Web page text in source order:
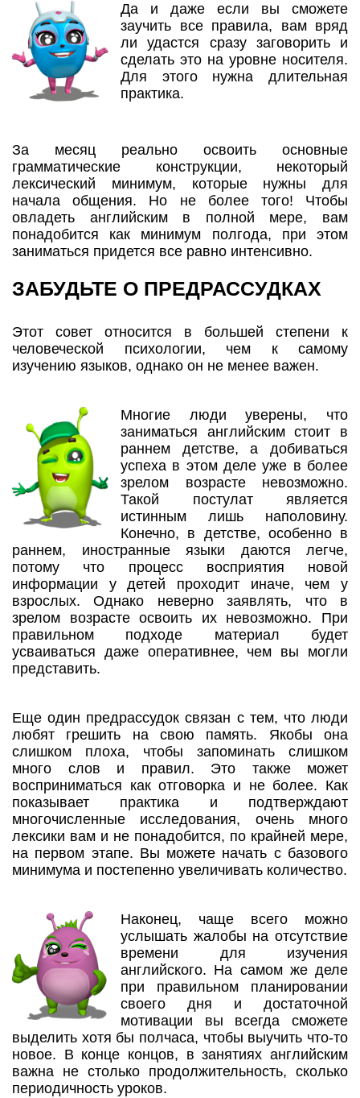
Да и даже если вы сможете
заучить все правила, вам вряд
ли удастся сразу заговорить и
сделать это на уровне носителя.
Для этого нужна длительная
практика.
За месяц реально освоить основные
грамматические конструкции, некоторый
лексический минимум, которые нужны для
начала общения. Но не более того! Чтобы
овладеть английским в полной мере, вам
понадобится как минимум полгода, при этом
заниматься придется все равно интенсивно.
ЗАБУДЬТЕ О ПРЕДРАССУДКАХ
Этот совет относится в большей степени к
человеческой психологии, чем к самому
изучению языков, однако он не менее важен.
Многие люди уверены, что
заниматься английским стоит в
раннем детстве, а добиваться
успеха в этом деле уже в более
зрелом возрасте невозможно.
Такой постулат является
истинным лишь наполовину.
Конечно, в детстве, особенно в
раннем, иностранные языки даются легче,
потому что процесс восприятия новой
информации у детей проходит иначе, чем у
взрослых. Однако неверно заявлять, что в
зрелом возрасте освоить их невозможно. При
правильном подходе материал будет
усваиваться даже оперативнее, чем вы могли
представить.
Еще один предрассудок связан с тем, что люди
любят грешить на свою память. Якобы она
слишком плоха, чтобы запоминать слишком
много слов и правил. Это также может
восприниматься как отговорка и не более. Как
показывает практика и подтверждают
многочисленные исследования, очень много
лексики вам и не понадобится, по крайней мере,
на первом этапе. Вы можете начать с базового
минимума и постепенно увеличивать количество.
Наконец, чаще всего можно
услышать жалобы на отсутствие
времени для изучения
английского. На самом же деле
при правильном планировании
своего дня и достаточной
мотивации вы всегда сможете
выделить хотя бы полчаса, чтобы выучить что-то
новое. В конце концов, в занятиях английским
важна не столько продолжительность, сколько
периодичность уроков.